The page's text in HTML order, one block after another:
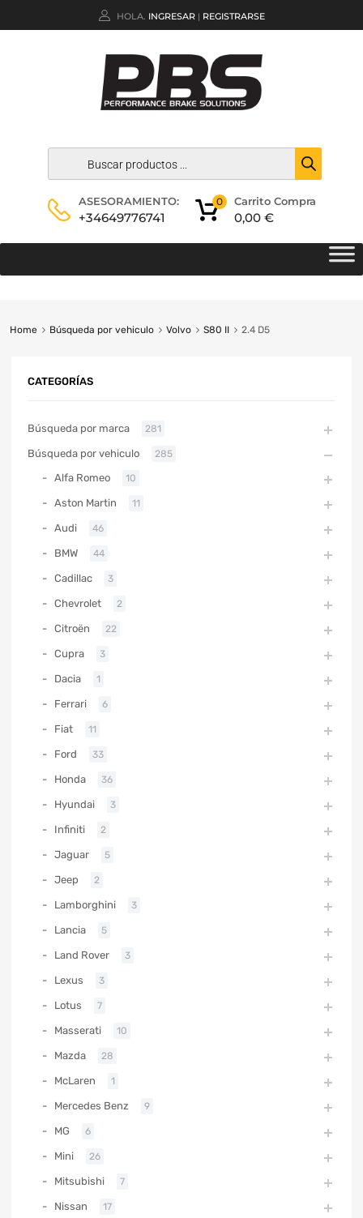
HOLA. INGRESAR | REGISTRARSE
ASESORAMIENTO:
+34649776741
Carrito Compra
0,00 €
0
Home Búsqueda por vehiculo Volvo S80 II 2.4 D5
CATEGORÍAS
Búsqueda por marca 281
Búsqueda por vehiculo 285
Alfa Romeo 10
Aston Martin 11
Audi 46
BMW 44
Cadillac 3
Chevrolet 2
Citroën 22
Cupra 3
Dacia 1
Ferrari 6
Fiat 11
Ford 33
Honda 36
Hyundai 3
Infiniti 2
Jaguar 5
Jeep 2
Lamborghini 3
Lancia 5
Land Rover 3
Lexus 3
Lotus 7
Masserati 10
Mazda 28
McLaren 1
Mercedes Benz 9
MG 6
Mini 26
Mitsubishi 7
Nissan 17